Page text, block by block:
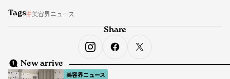
Tags 美容界ニュース
New arrive
美容界ニュース
Share